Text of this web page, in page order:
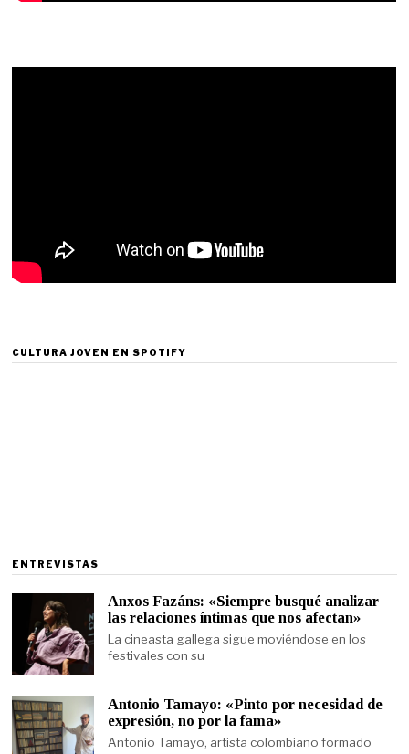
CULTURA JOVEN EN SPOTIFY
ENTREVISTAS
Anxos Fazáns: «Siempre busqué analizar
las relaciones íntimas que nos afectan»
La cineasta gallega sigue moviéndose en los
festivales con su
Antonio Tamayo: «Pinto por necesidad de
expresión, no por la fama»
Antonio Tamayo, artista colombiano formado